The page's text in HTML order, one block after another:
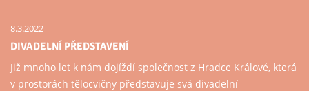
8.3.2022
DIVADELNÍ PŘEDSTAVENÍ
Již mnoho let k nám dojíždí společnost z Hradce Králové, která
v prostorách tělocvičny představuje svá divadelní